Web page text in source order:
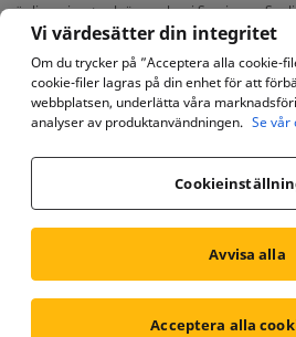
är licensierat och övervakas i Sverige av
till december 2028 (ansökningsnummer
kundrelaterade frågor eller klagomål kan du
08-505 20169 (från kl. 10:00 till 6:30), via e-
eller via chathär
Center för
Regler och
Vi värdesätter din integritet
Om du trycker på ”Acceptera alla cookie-
cookie-filer lagras på din enhet för att
webbplatsen, underlätta våra
analyser av produktanvändningen. Se vår
Avvisa alla
Acceptera alla